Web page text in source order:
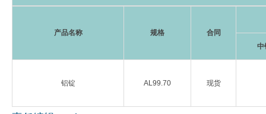
产品名称 规格
合同
中
铝锭 AL99.70 现货